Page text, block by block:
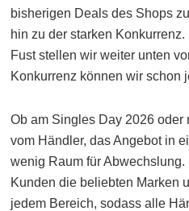
bisherigen Deals des Shops
hin zu der starken
Fust stellen wir weiter unten
Konkurrenz können wir schon
Ob am Singles Day 2026
vom Händler, das Angebot in
wenig Raum für
Kunden die beliebten Marken
jedem Bereich, sodass alle